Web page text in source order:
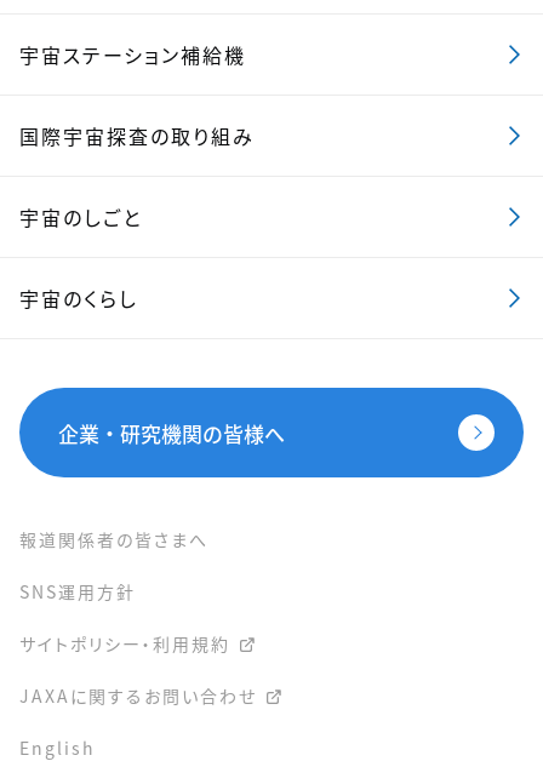
宇宙ステーション補給機
国際宇宙探査の取り組み
宇宙のしごと
宇宙のくらし
企業・研究機関の皆様へ
報道関係者の皆さまへ
SNS運用方針
サイトポリシー・利用規約
JAXAに関するお問い合わせ
English